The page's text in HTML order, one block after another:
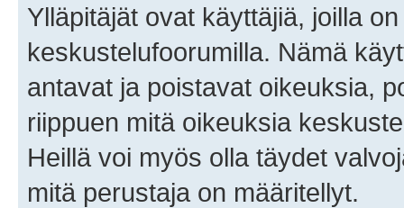
Ylläpitäjät ovat käyttäjiä, joilla
keskustelufoorumilla. Nämä
antavat ja poistavat oikeuksia,
riippuen mitä oikeuksia
Heillä voi myös olla täydet
mitä perustaja on määritellyt.